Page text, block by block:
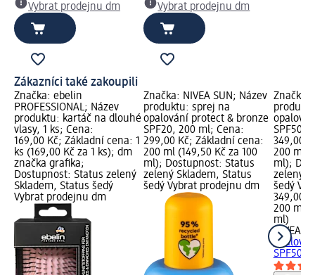
Vybrat prodejnu dm
Vybrat prodejnu dm
Zákazníci také zakoupili
Značka: ebelin
PROFESSIONAL; Název
produktu: kartáč na dlouhé
vlasy, 1 ks; Cena:
169,00 Kč; Základní cena: 1
ks (169,00 Kč za 1 ks); dm
značka grafika;
Dostupnost: Status zelený
Skladem, Status šedý
Vybrat prodejnu dm
Značka: NIVEA SUN; Název
produktu: sprej na
opalování protect & bronze
SPF20, 200 ml; Cena:
299,00 Kč; Základní cena:
200 ml (149,50 Kč za 100
ml); Dostupnost: Status
zelený Skladem, Status
šedý Vybrat prodejnu dm
Značka:
349,00
200 ml
ml);
zelený
šedý
349,00
200 ml
ml)
NIVEA